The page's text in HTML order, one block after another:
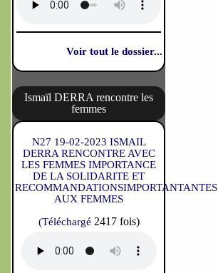
Voir tout le dossier...
Ismaïl DERRA rencontre les
femmes
N27 19-02-2023 ISMAIL
DERRA RENCONTRE AVEC
LES FEMMES IMPORTANCE
DE LA SOLIDARITE ET
RECOMMANDATIONSIMPORTANTANTES
AUX FEMMES
(Téléchargé 2417 fois)